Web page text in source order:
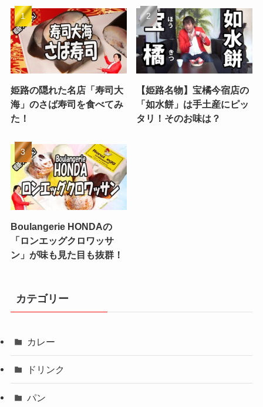
姫路の隠れた名店「寿司大
海」のさば寿司を食べてみ
た！
【姫路名物】宝橘今宿店の
「如水餅」は手土産にピッ
タリ！そのお味は？
Boulangerie HONDAの
「ロンエッグクロワッサ
ン」が味も見た目も抜群！
カテゴリー
カレー
ドリンク
パン